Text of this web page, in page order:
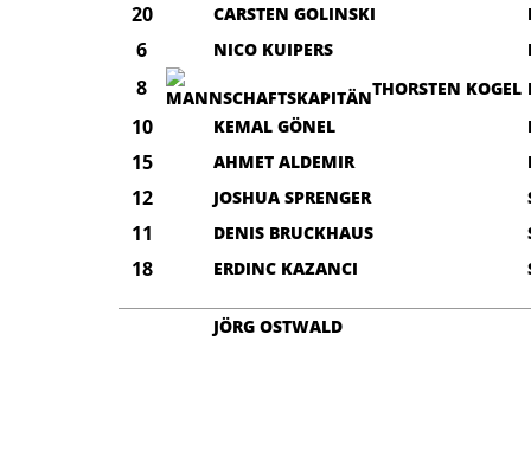
20 CARSTEN GOLINSKI
6 NICO KUIPERS
8 THORSTEN KOGEL
10 KEMAL GÖNEL
15 AHMET ALDEMIR
12 JOSHUA SPRENGER
11 DENIS BRUCKHAUS
18 ERDINC KAZANCI
JÖRG OSTWALD